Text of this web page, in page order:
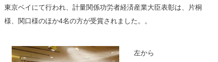
東京ベイにて行われ、計量関係功労者経済産業大臣表彰は、片桐
様、関口様のほか4名の方が受賞されました。。
左から